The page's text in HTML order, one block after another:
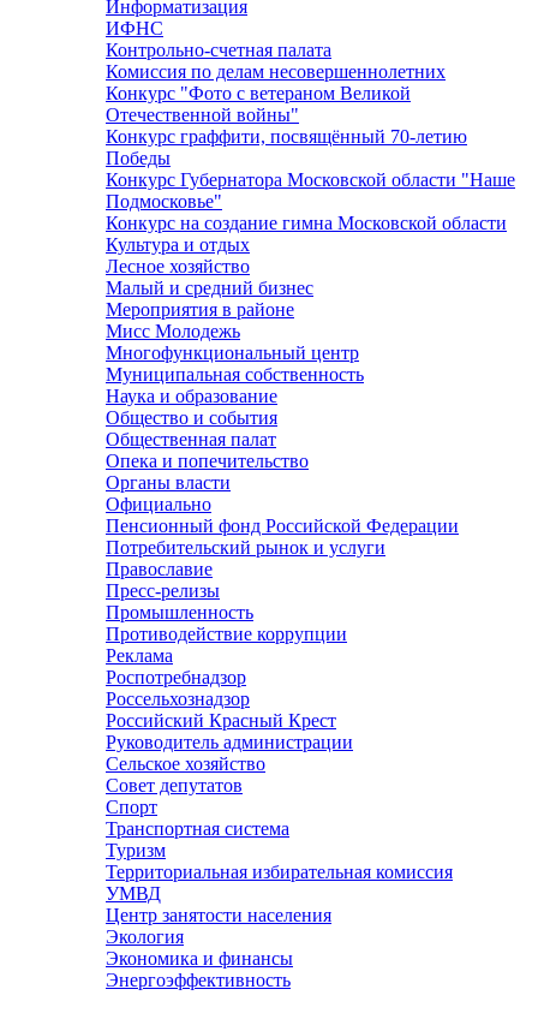
Информатизация
ИФНС
Контрольно-счетная палата
Комиссия по делам несовершеннолетних
Конкурс "Фото с ветераном Великой
Отечественной войны"
Конкурс граффити, посвящённый 70-летию
Победы
Конкурс Губернатора Московской области "Наше
Подмосковье"
Конкурс на создание гимна Московской области
Культура и отдых
Лесное хозяйство
Малый и средний бизнес
Мероприятия в районе
Мисс Молодежь
Многофункциональный центр
Муниципальная собственность
Наука и образование
Общество и события
Общественная палат
Опека и попечительство
Органы власти
Официально
Пенсионный фонд Российской Федерации
Потребительский рынок и услуги
Православие
Пресс-релизы
Промышленность
Противодействие коррупции
Реклама
Роспотребнадзор
Россельхознадзор
Российский Красный Крест
Руководитель администрации
Сельское хозяйство
Совет депутатов
Спорт
Транспортная система
Туризм
Территориальная избирательная комиссия
УМВД
Центр занятости населения
Экология
Экономика и финансы
Энергоэффективность